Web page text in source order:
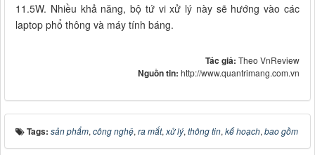
11.5W. Nhiều khả năng, bộ tứ vi xử lý này sẽ hướng vào các
laptop phổ thông và máy tính báng.
Tác giả: Theo VnReview
Nguồn tin: http://www.quantrimang.com.vn
Tags: sản phẩm, công nghệ, ra mắt, xử lý, thông tin, kế hoạch, bao gồm